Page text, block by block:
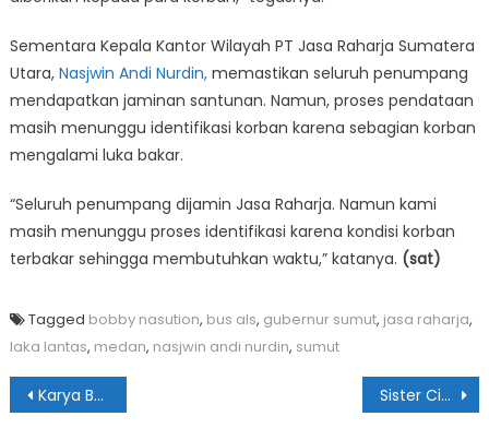
Sementara Kepala Kantor Wilayah PT Jasa Raharja Sumatera
Utara, Nasjwin Andi Nurdin,memastikan seluruh penumpang
mendapatkan jaminan santunan. Namun, proses pendataan
masih menunggu identifikasi korban karena sebagian korban
mengalami luka bakar.
“Seluruh penumpang dijamin Jasa Raharja. Namun kami
masih menunggu proses identifikasi karena kondisi korban
terbakar sehingga membutuhkan waktu,” katanya. (sat)
Tagged bobby nasution, bus als, gubernur sumut, jasa raharja,
laka lantas, medan, nasjwin andi nurdin, sumut
Navigasi
Karya Bakti TNI AD Diharapkan Percepat Pembangunan di Nias Sister City Medan-Ichikawa akan Diaktifkan Lagi